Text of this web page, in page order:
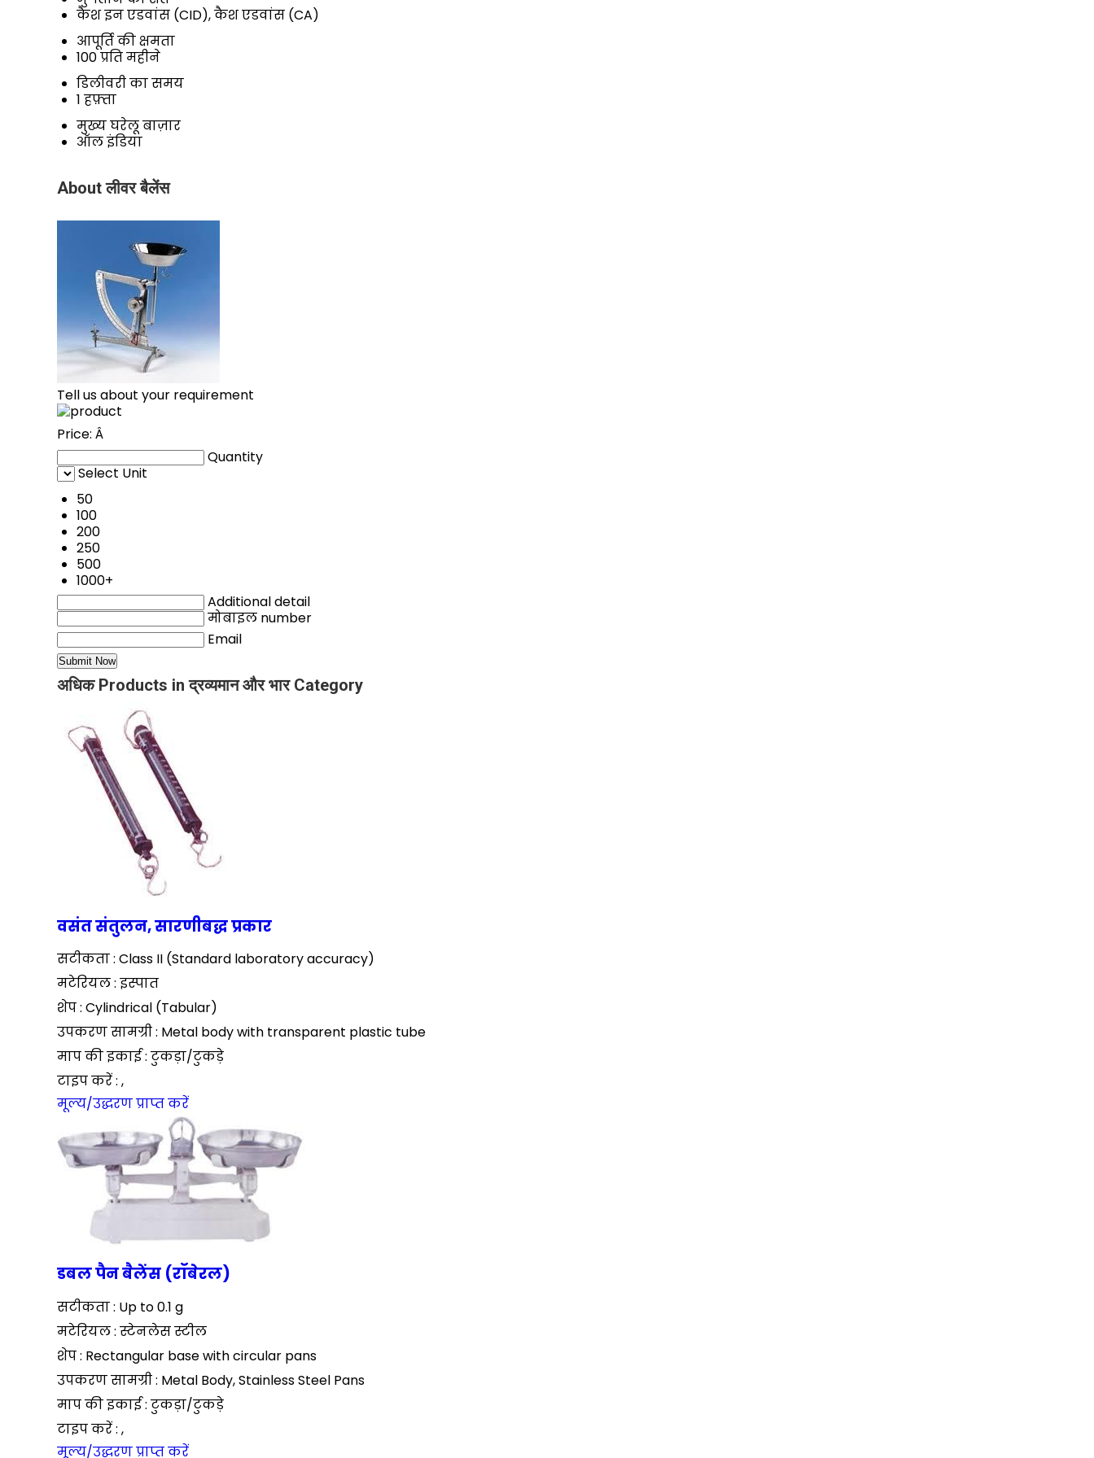
कैश इन एडवांस (CID), कैश एडवांस (CA)
आपूर्ति की क्षमता
100 प्रति महीने
डिलीवरी का समय
1 हफ़्ता
मुख्य घरेलू बाज़ार
ऑल इंडिया
About लीवर बैलेंस
Tell us about your requirement
Price: Â
Quantity
Select Unit
50
100
200
250
500
1000+
Additional detail
मोबाइल number
Email
अधिक Products in द्रव्यमान और भार Category
वसंत संतुलन, सारणीबद्ध प्रकार
सटीकता : Class II (Standard laboratory accuracy)
मटेरियल : इस्पात
शेप : Cylindrical (Tabular)
उपकरण सामग्री : Metal body with transparent plastic tube
माप की इकाई : टुकड़ा/टुकड़े
टाइप करें : ,
मूल्य/उद्धरण प्राप्त करें
डबल पैन बैलेंस (रॉबेरल)
सटीकता : Up to 0.1 g
मटेरियल : स्टेनलेस स्टील
शेप : Rectangular base with circular pans
उपकरण सामग्री : Metal Body, Stainless Steel Pans
माप की इकाई : टुकड़ा/टुकड़े
टाइप करें : ,
मूल्य/उद्धरण प्राप्त करें